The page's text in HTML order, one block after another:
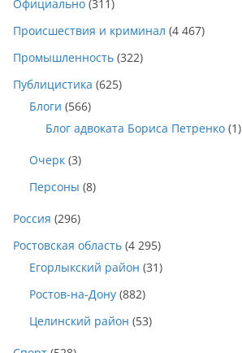
Официально (311)
Происшествия и криминал (4 467)
Промышленность (322)
Публицистика (625)
Блоги (566)
Блог адвоката Бориса Петренко (1)
Очерк (3)
Персоны (8)
Россия (296)
Ростовская область (4 295)
Егорлыкский район (31)
Ростов-на-Дону (882)
Целинский район (53)